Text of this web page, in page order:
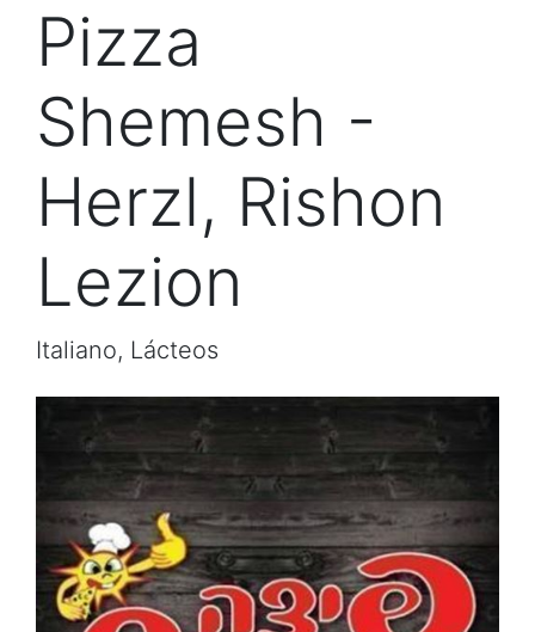
Pizza
Shemesh -
Herzl, Rishon
Lezion
Italiano, Lácteos